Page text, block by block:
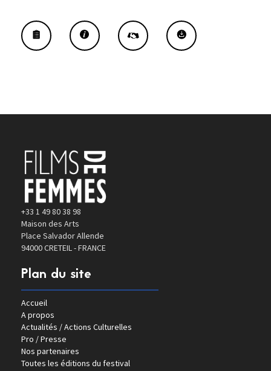
+33 1 49 80 38 98
Maison des Arts
Place Salvador Allende
94000 CRETEIL - FRANCE
Plan du site
Accueil
A propos
Actualités / Actions Culturelles
Pro / Presse
Nos partenaires
Toutes les éditions du festival